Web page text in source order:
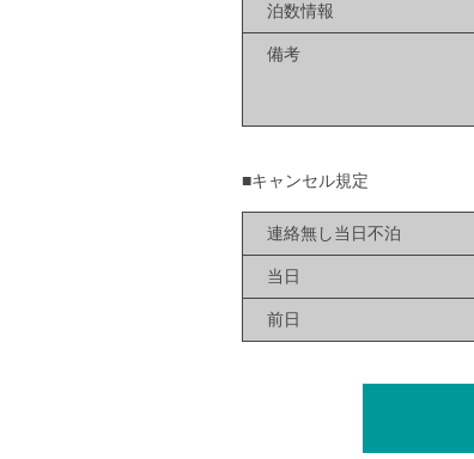
泊数情報
備考
■キャンセル規定
連絡無し当日不泊
当日
前日